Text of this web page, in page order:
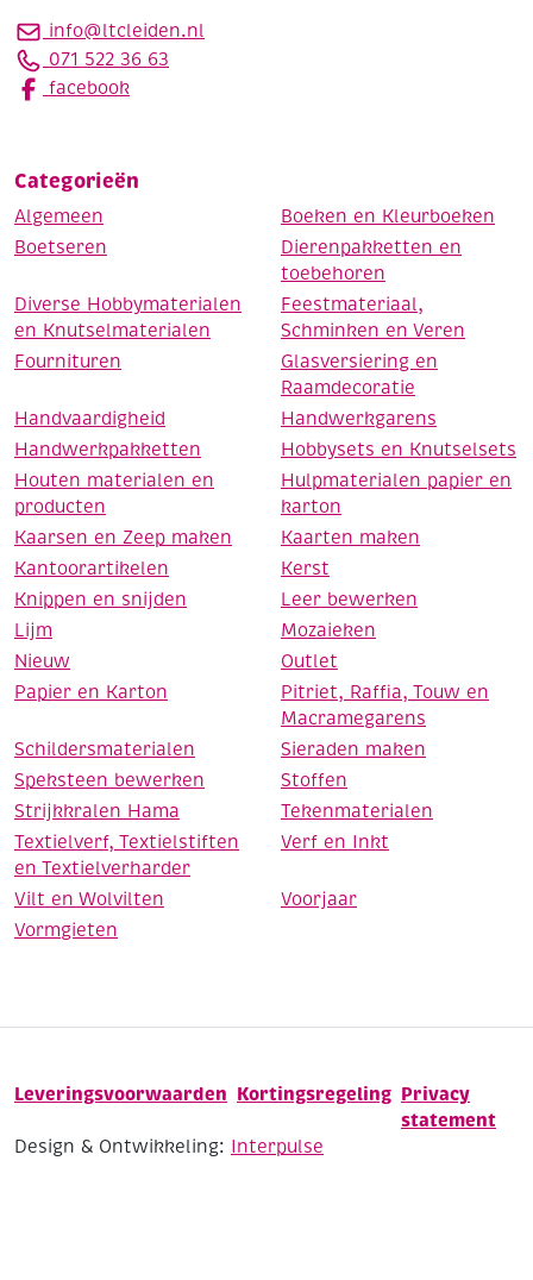
info@ltcleiden.nl
071 522 36 63
facebook
Categorieën
Algemeen
Boeken en Kleurboeken
Boetseren
Dierenpakketten en
toebehoren
Diverse Hobbymaterialen
en Knutselmaterialen
Feestmateriaal,
Schminken en Veren
Fournituren
Glasversiering en
Raamdecoratie
Handvaardigheid
Handwerkgarens
Handwerkpakketten
Hobbysets en Knutselsets
Houten materialen en
producten
Hulpmaterialen papier en
karton
Kaarsen en Zeep maken
Kaarten maken
Kantoorartikelen
Kerst
Knippen en snijden
Leer bewerken
Lijm
Mozaieken
Nieuw
Outlet
Papier en Karton
Pitriet, Raffia, Touw en
Macramegarens
Schildersmaterialen
Sieraden maken
Speksteen bewerken
Stoffen
Strijkkralen Hama
Tekenmaterialen
Textielverf, Textielstiften
en Textielverharder
Verf en Inkt
Vilt en Wolvilten
Voorjaar
Vormgieten
Leveringsvoorwaarden Kortingsregeling Privacy
statement
Design & Ontwikkeling: Interpulse